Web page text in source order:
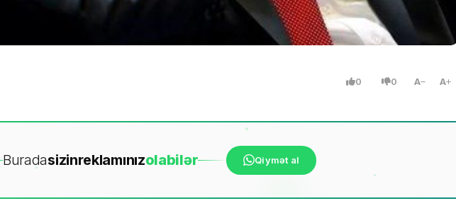
0 0 A A
Buradasizinreklamınızolabilər Qiymət al